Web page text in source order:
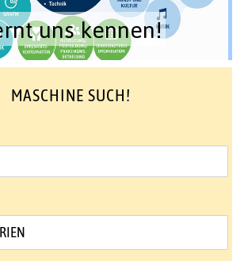
uns kennen!
MASCHINE SUCH!